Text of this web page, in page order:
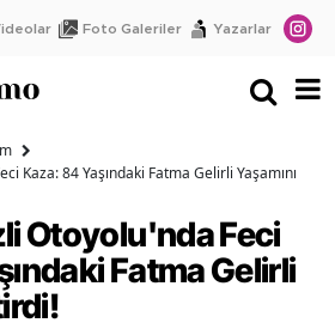
Foto Galeriler Yazarlar
Kaza: 84 Yaşındaki Fatma Gelirli Yaşamını
Otoyolu'nda Feci
Fatma Gelirli